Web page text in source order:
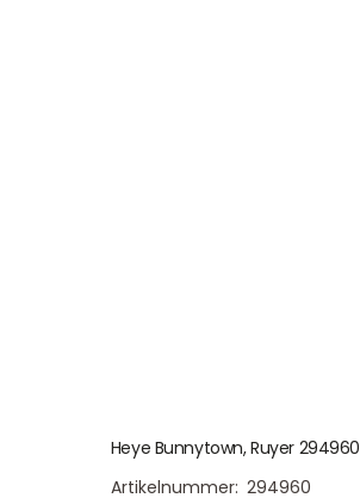
Heye Bunnytown, Ruyer 294960
Artikelnummer: 294960